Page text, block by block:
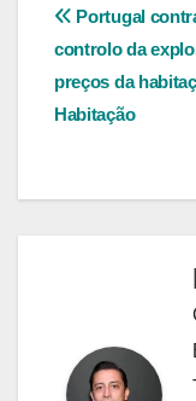
de
Post
Portugal
controlo da
preços da
Habitação